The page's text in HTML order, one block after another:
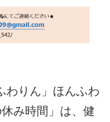
わりん」ほんふわ
み時間」は、健